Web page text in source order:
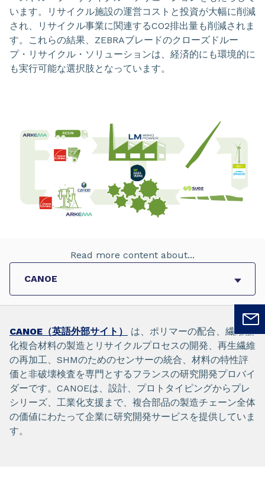
います。リサイクル施設の運営コストと投資が大幅に削減
され、リサイクル事業に関連するCO2排出量も削減されま
す。これらの結果、ZEBRAブレードのクローズドルー
プ・リサイクル・ソリューションは、経済的にも環境的に
も実行可能な選択肢となっています。
Read more content about...
CANOE（英語外部サイト）
は、ポリマーの配合、繊維強
化複合材料の製造とリサイクルプロセスの開発、再生繊維
の再加工、SHMのためのセンサーの統合、材料の特性評
価と非破壊検査を専門とするフランスの研究開発プロバイ
ダーです。CANOEは、設計、プロトタイピングからプレ
シリーズ、工業化支援まで、複合部品の製造チェーン全体
の価値にわたって企業に研究開発サービスを提供していま
す。